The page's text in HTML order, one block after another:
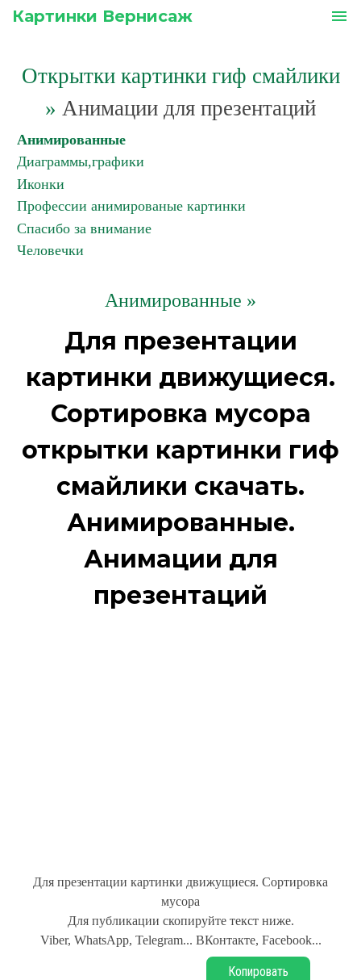
Картинки Вернисаж menu
Открытки картинки гиф смайлики
» Анимации для презентаций
Анимированные
Диаграммы,графики
Иконки
Профессии анимированые картинки
Спасибо за внимание
Человечки
Анимированные »
Для презентации
картинки движущиеся.
Сортировка мусора
открытки картинки гиф
смайлики скачать.
Анимированные.
Анимации для
презентаций
Для презентации картинки движущиеся. Сортировка
мусора
Для публикации скопируйте текст ниже.
Viber, WhatsApp, Telegram... ВКонтакте, Facebook...
Копировать